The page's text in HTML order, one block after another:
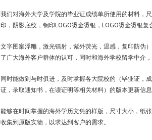
我们对海外大学及学院的毕业证成绩单所使用的材料，
印，阴影底纹，钢印LOGO烫金烫银，LOGO烫金烫银复
文字图案浮雕，激光镭射，紫外荧光，温感，复印防伪
了广大海外客户群体的认可，同时和海外学校留学中介，
同时能做到与时俱进，及时掌握各大院校的（毕业证，
证，录取通知书，在读证明等相关材料）的版本更新信息
能够在时间掌握的海外学历文凭的样版，尺寸大小，纸
收集到原版实物，以求达到客户的需求。